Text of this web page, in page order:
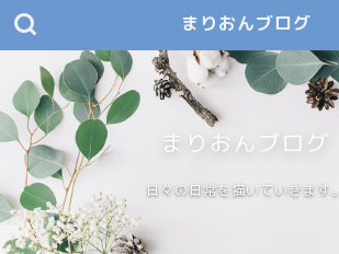
まりおんブログ
まりおんブログ
日々の日常を描いていきます。